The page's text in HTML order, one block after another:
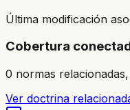
Última modificación
Cobertura
0 normas
Ver doctrina